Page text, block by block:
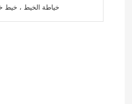
خياطة الخيط ، خيط